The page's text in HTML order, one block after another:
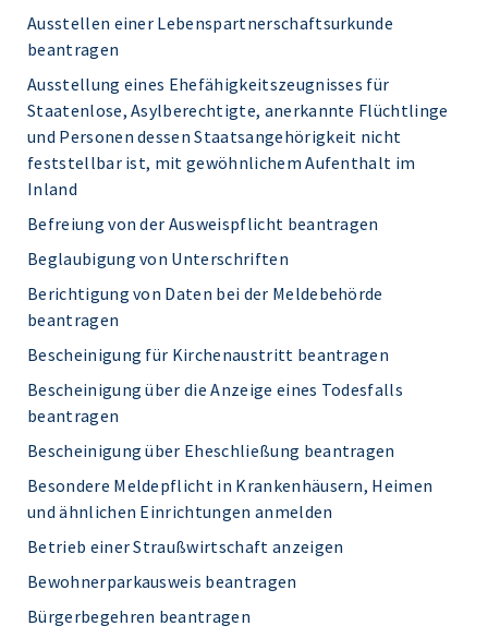
Ausstellen einer Lebenspartnerschaftsurkunde
beantragen
Ausstellung eines Ehefähigkeitszeugnisses für
Staatenlose, Asylberechtigte, anerkannte Flüchtlinge
und Personen dessen Staatsangehörigkeit nicht
feststellbar ist, mit gewöhnlichem Aufenthalt im
Inland
Befreiung von der Ausweispflicht beantragen
Beglaubigung von Unterschriften
Berichtigung von Daten bei der Meldebehörde
beantragen
Bescheinigung für Kirchenaustritt beantragen
Bescheinigung über die Anzeige eines Todesfalls
beantragen
Bescheinigung über Eheschließung beantragen
Besondere Meldepflicht in Krankenhäusern, Heimen
und ähnlichen Einrichtungen anmelden
Betrieb einer Straußwirtschaft anzeigen
Bewohnerparkausweis beantragen
Bürgerbegehren beantragen